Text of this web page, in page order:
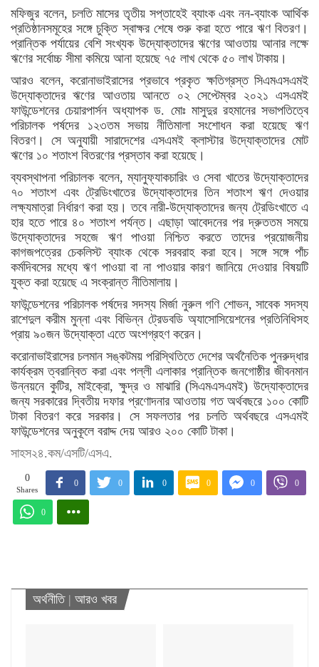
মফিজুর বলেন, চলতি মাসের তৃতীয় সপ্তাহেই ব্যাংক এবং নন-ব্যাংক আর্থিক
প্রতিষ্ঠানসমূহের সঙ্গে চুক্তি স্বাক্ষর শেষে শুরু করা হতে পারে ঋণ বিতরণ।
প্রান্তিক পর্যায়ের বেশি সংখ্যক উদ্যোক্তাদের ঋণের আওতায় আনার লক্ষে
ঋণের সর্বোচ্চ সীমা কমিয়ে আনা হয়েছে ৭৫ লাখ থেকে ৫০ লাখ টাকায়।
আরও বলেন, করোনাভাইরাসের প্রভাবে প্রকৃত ক্ষতিগ্রস্ত সিএমএসএমই
উদ্যোক্তাদের ঋণের আওতায় আনতে ০২ সেপ্টেম্বর ২০২১ এসএমই
ফাউন্ডেশনের চেয়ারপার্সন অধ্যাপক ড. মোঃ মাসুদুর রহমানের সভাপতিত্বে
পরিচালক পর্ষদের ১২৩তম সভায় নীতিমালা সংশোধন করা হয়েছে ঋণ
বিতরণ। সে অনুযায়ী সারাদেশের এসএমই ক্লাস্টার উদ্যোক্তাদের মোট
ঋণের ১০ শতাংশ বিতরণের প্রস্তাব করা হয়েছে।
ব্যবস্থাপনা পরিচালক বলেন, ম্যানুফ্যাকচারিং ও সেবা খাতের উদ্যোক্তাদের
৭০ শতাংশ এবং ট্রেডিংখাতের উদ্যোক্তাদের তিন শতাংশ ঋণ দেওয়ার
লক্ষ্যমাত্রা নির্ধারণ করা হয়। তবে নারী-উদ্যোক্তাদের জন্য ট্রেডিংখাতে এ
হার হতে পারে ৪০ শতাংশ পর্যন্ত। এছাড়া আবেদনের পর দ্রুততম সময়ে
উদ্যোক্তাদের সহজে ঋণ পাওয়া নিশ্চিত করতে তাদের প্রয়োজনীয়
কাগজপত্রের চেকলিস্ট ব্যাংক থেকে সরবরাহ করা হবে। সঙ্গে সঙ্গে পাঁচ
কর্মদিবসের মধ্যে ঋণ পাওয়া বা না পাওয়ার কারণ জানিয়ে দেওয়ার বিষয়টি
যুক্ত করা হয়েছে এ সংক্রান্ত নীতিমালায়।
ফাউন্ডেশনের পরিচালক পর্ষদের সদস্য মির্জা নুরুল গণি শোভন, সাবেক সদস্য
রাশেদুল করীম মুন্না এবং বিভিন্ন ট্রেডবডি অ্যাসোসিয়েশনের প্রতিনিধিসহ
প্রায় ৯০জন উদ্যোক্তা এতে অংশগ্রহণ করেন।
করোনাভাইরাসের চলমান সঙ্কটময় পরিস্থিতিতে দেশের অর্থনৈতিক পুনরুদ্ধার
কার্যক্রম ত্বরান্বিত করা এবং পল্লী এলাকার প্রান্তিক জনগোষ্ঠীর জীবনমান
উন্নয়নে কুটির, মাইক্রো, ক্ষুদ্র ও মাঝারি (সিএমএসএমই) উদ্যোক্তাদের
জন্য সরকারের দ্বিতীয় দফার প্রণোদনার আওতায় গত অর্থবছরে ১০০ কোটি
টাকা বিতরণ করে সরকার। সে সফলতার পর চলতি অর্থবছরে এসএমই
ফাউন্ডেশনের অনুকূলে বরাদ্দ দেয় আরও ২০০ কোটি টাকা।
সাহস২৪.কম/এসটি/এসএ.
0
Shares
0 0 0 0 0 0
0
অর্থনীতি| আরও খবর